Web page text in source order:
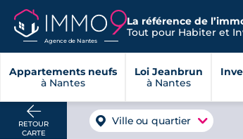
Agence de Nantes
La référence de
Tout pour Habiter et
Appartements neufs
à Nantes
Loi Jeanbrun
à Nantes
RETOUR
CARTE
Ville ou quartier